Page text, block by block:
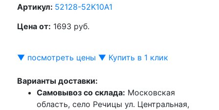
Артикул: 52128-52K10A1
Цена от: 1693 руб.
▼ посмотреть цены ▼ Купить в 1 клик
Варианты доставки:
Самовывоз со склада: Московская
область, село Речицы ул. Центральная,